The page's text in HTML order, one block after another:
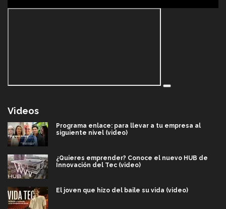
Videos
Programa enlace: para llevar a tu empresa al
siguiente nivel (video)
¿Quieres emprender? Conoce el nuevo HUB de
Innovación del Tec (video)
El joven que hizo del baile su vida (video)